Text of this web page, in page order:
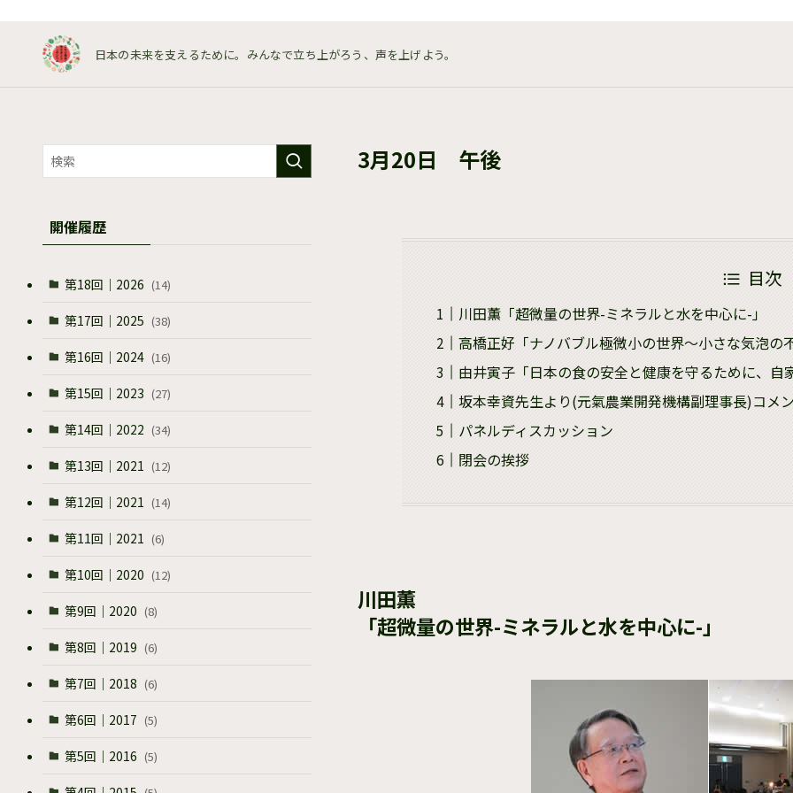
日本の未来を支えるために。みんなで立ち上がろう、声を上げよう。
3月20日 午後
目次
川田薫「超微量の世界-ミネラルと水を中心に-」
高橋正好「ナノバブル極微小の世界～小さな気泡の
由井寅子「日本の食の安全と健康を守るために、
坂本幸資先生より(元氣農業開発機構副理事長)コメ
パネルディスカッション
閉会の挨拶
川田薫
「超微量の世界-ミネラルと水を中心に-」
開催履歴
第18回｜2026 (14)
第17回｜2025 (38)
第16回｜2024 (16)
第15回｜2023 (27)
第14回｜2022 (34)
第13回｜2021 (12)
第12回｜2021 (14)
第11回｜2021 (6)
第10回｜2020 (12)
第9回｜2020 (8)
第8回｜2019 (6)
第7回｜2018 (6)
第6回｜2017 (5)
第5回｜2016 (5)